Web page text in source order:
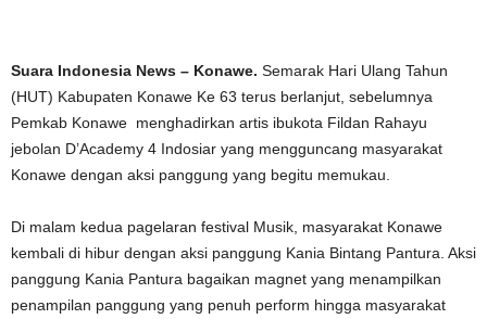
Suara Indonesia News – Konawe. Semarak Hari Ulang Tahun
(HUT) Kabupaten Konawe Ke 63 terus berlanjut, sebelumnya
Pemkab Konawe menghadirkan artis ibukota Fildan Rahayu
jebolan D’Academy 4 Indosiar yang mengguncang masyarakat
Konawe dengan aksi panggung yang begitu memukau.
Di malam kedua pagelaran festival Musik, masyarakat Konawe
kembali di hibur dengan aksi panggung Kania Bintang Pantura. Aksi
panggung Kania Pantura bagaikan magnet yang menampilkan
penampilan panggung yang penuh perform hingga masyarakat